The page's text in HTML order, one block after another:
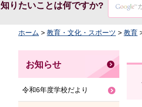
知りたいことは何ですか?
ホーム > 教育・文化・スポーツ > 教育
お知らせ
令和6年度学校だより